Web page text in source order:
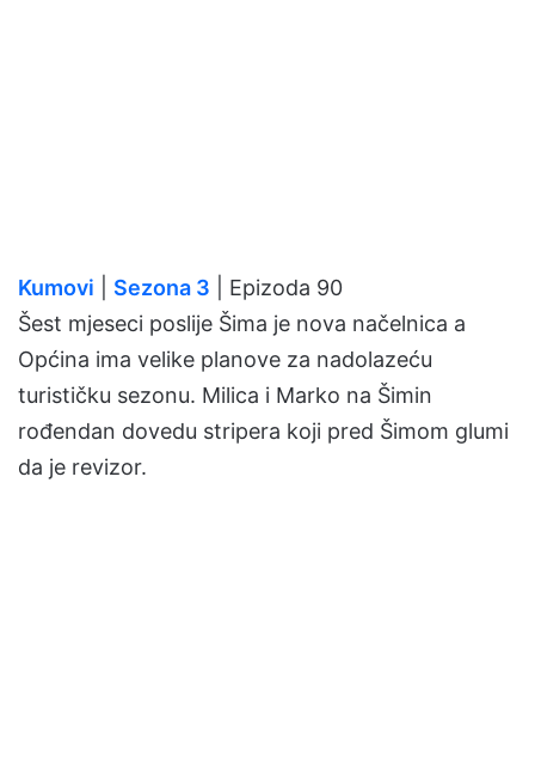
Kumovi Sezona 3 | Epizoda 90
Šest mjeseci poslije Šima je nova načelnica a
Općina ima velike planove za nadolazeću
turističku sezonu. Milica i Marko na Šimin
rođendan dovedu stripera koji pred Šimom glumi
da je revizor.